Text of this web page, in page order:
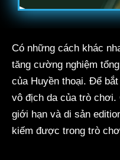
Có những cách khác
tăng cường nghiệm
của Huyền thoại. Để
vô địch da của trò chơi.
giới hạn và di sản
kiếm được trong trò